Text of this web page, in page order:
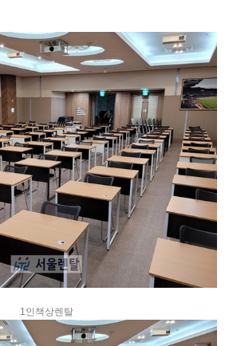
1인책상렌탈